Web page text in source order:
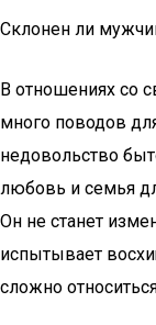
Склонен ли
В отношениях со
много поводов
недовольство
любовь и семья
Он не станет
испытывает
сложно